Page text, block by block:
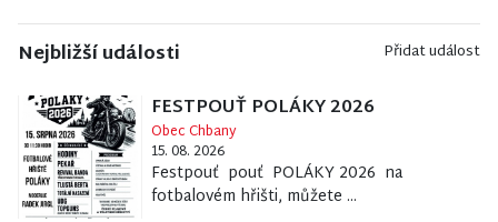
Nejbližší události Přidat událost
FESTPOUŤ POLÁKY 2026
Obec Chbany
15. 08. 2026
Festpouť pouť POLÁKY 2026 na
fotbalovém hřišti, můžete ...